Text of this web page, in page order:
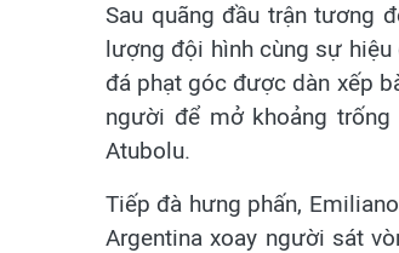
Sau quãng đầu trận tương
lượng đội hình cùng sự
đá phạt góc được dàn xếp
người để mở khoảng
Atubolu.
Tiếp đà hưng phấn,
Argentina xoay người sát